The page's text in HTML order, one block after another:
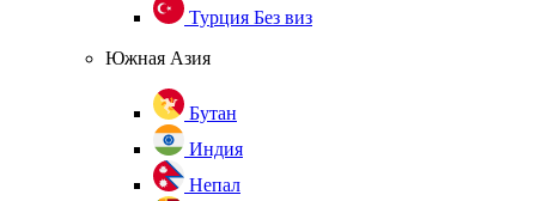
Турция Без виз
Южная Азия
Бутан
Индия
Непал